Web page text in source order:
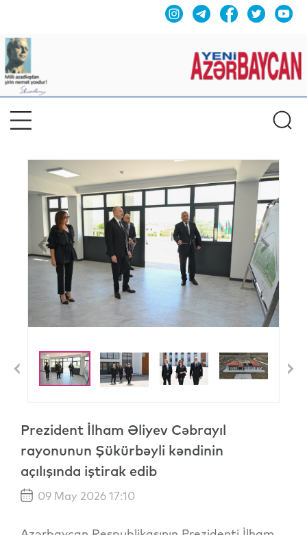
Previous
Previous
Prezident İlham Əliyev Cəbrayıl
rayonunun Şükürbəyli kəndinin
açılışında iştirak edib
09 May 2026 17:10